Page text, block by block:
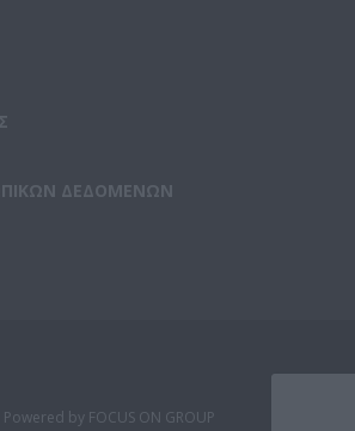
ΔΕΔΟΜΕΝΩΝ
Powered by FOCUS ON GROUP